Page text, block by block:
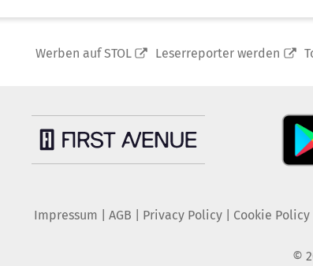
Werben auf STOL Leserreporter werden
Impressum AGB Privacy Policy| Cookie Policy|
©